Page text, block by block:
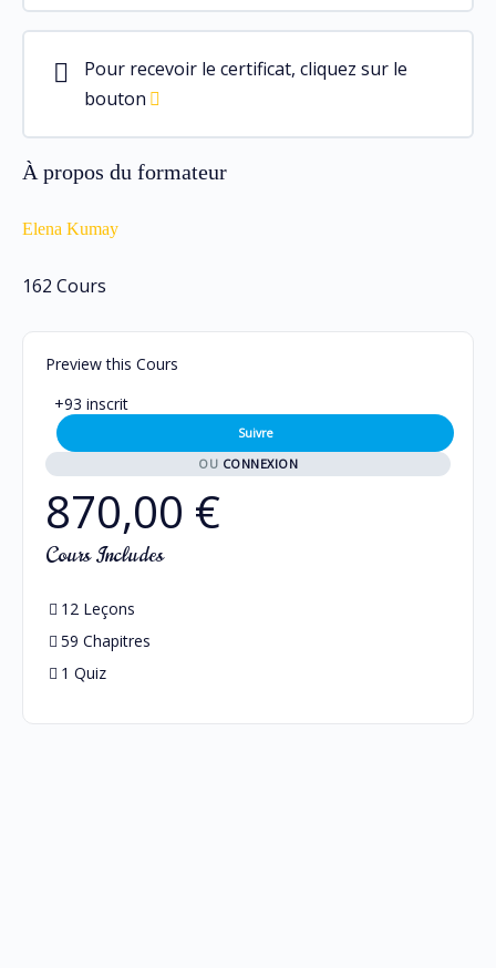
Galdrastav
0% TERMINÉ 0/2 Steps
Galdramund
Être Erile
Pour recevoir le certificat, cliquez sur le
bouton
À propos du formateur
Elena Kumay
162 Cours
Preview this Cours
+93 inscrit
OU CONNEXION
870,00 €
Cours Includes
12 Leçons
59 Chapitres
1 Quiz